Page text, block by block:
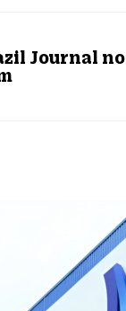
Journal no